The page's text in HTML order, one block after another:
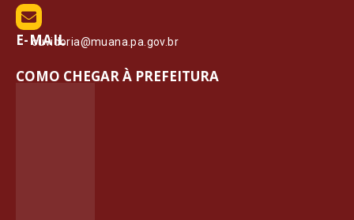
E-MAIL
ouvidoria@muana.pa.gov.br
COMO CHEGAR À PREFEITURA